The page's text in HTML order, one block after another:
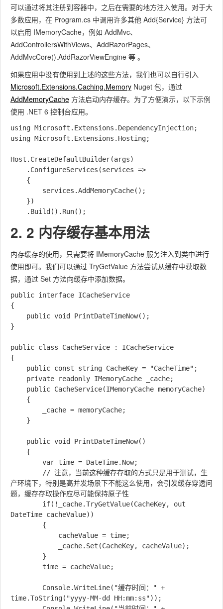
可以通过将其注册到容器中，之后在需要的地方注入使用。对于大
多数应用，在 Program.cs 中调用许多其他 Add{Service} 方法可
以启用 IMemoryCache，例如 AddMvc、
AddControllersWithViews、AddRazorPages、
AddMvcCore().AddRazorViewEngine 等 。
如果应用中没有使用到上述的这些方法，我们也可以自行引入
Microsoft.Extensions.Caching.Memory Nuget 包，通过
AddMemoryCache 方法启动内存缓存。为了方便演示，以下示例
使用 .NET 6 控制台应用。
using Microsoft.Extensions.DependencyInjection;
using Microsoft.Extensions.Hosting;
Host.CreateDefaultBuilder(args)
2. 2 内存缓存基本用法
内存缓存的使用，只需要将 IMemoryCache 服务注入到类中进行
使用即可。我们可以通过 TryGetValue 方法尝试从缓存中获取数
据，通过 Set 方法向缓存中添加数据。
public interface ICacheService
{
}
public class CacheService : ICacheService
{
产环境下，特别是高并发场景下不能这么使用，会引发缓存穿透问
题，缓存存取操作应尽可能保持原子性
DateTime cacheValue))
time.ToString("yyyy-MM-dd HH:mm:ss"));